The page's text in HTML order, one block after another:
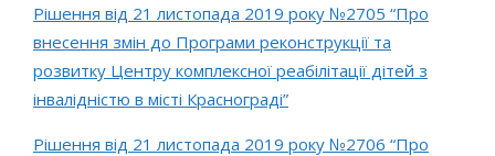
Рішення від 21 листопада 2019 року №2705 “Про
внесення змін до Програми реконструкції та
розвитку Центру комплексної реабілітації дітей з
інвалідністю в місті Краснограді”
Рішення від 21 листопада 2019 року №2706 “Про